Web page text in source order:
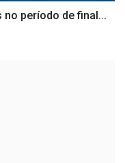
período de final...